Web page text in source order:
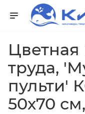
Цветная
труда,
пульти'
50х70